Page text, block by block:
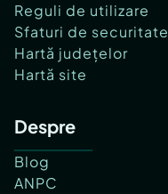
Reguli de utilizare
Sfaturi de securitate
Hartă județelor
Hartă site
Despre
Blog
ANPC